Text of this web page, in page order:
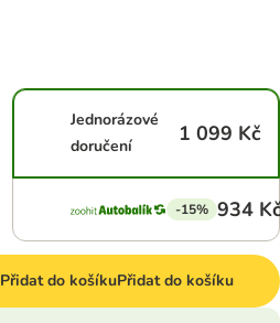
Jednorázové
doručení
1 099 Kč
-15% 934
Přidat do košíkuPřidat do košíku